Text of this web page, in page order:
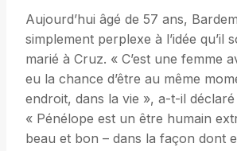
Aujourd’hui âgé de 57 ans,
simplement perplexe à l’idée qu’il
marié à Cruz. « C’est une femme
eu la chance d’être au même
endroit, dans la vie », a-t-il déclaré
« Pénélope est un être humain
beau et bon – dans la façon dont